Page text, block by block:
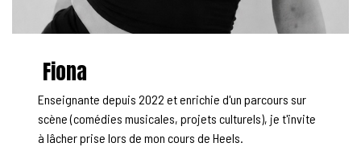
Fiona
Enseignante depuis 2022 et enrichie d'un parcours sur
scène (comédies musicales, projets culturels), je t'invite
à lâcher prise lors de mon cours de Heels.